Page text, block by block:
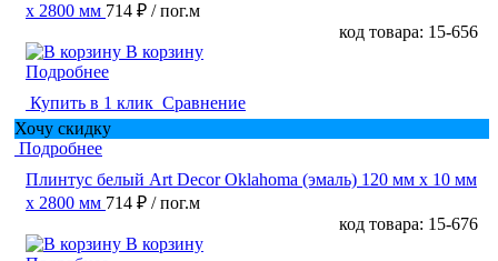
х 2800 мм 714 ₽ / пог.м
код товара: 15-656
В корзину
Подробнее
Купить в 1 клик Сравнение
Хочу скидку
Подробнее
Плинтус белый Art Decor Oklahoma (эмаль) 120 мм х 10 мм
х 2800 мм 714 ₽ / пог.м
код товара: 15-676
В корзину